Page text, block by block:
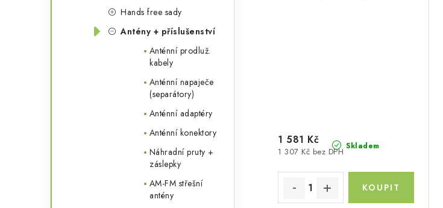
Hands free sady
Antény + příslušenství
Anténní prodluž.
kabely
Anténní napaječe
(separátory)
Anténní adaptéry
Anténní konektory
Náhradní pruty +
záslepky
AM-FM střešní
antény
Skladem
1 307 Kč bez DPH
1 581 Kč